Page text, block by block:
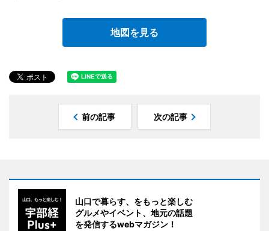
地図を見る
前の記事 次の記事
山口で暮らす、をもっと楽しむ
グルメやイベント、地元の話題
を発信するwebマガジン！